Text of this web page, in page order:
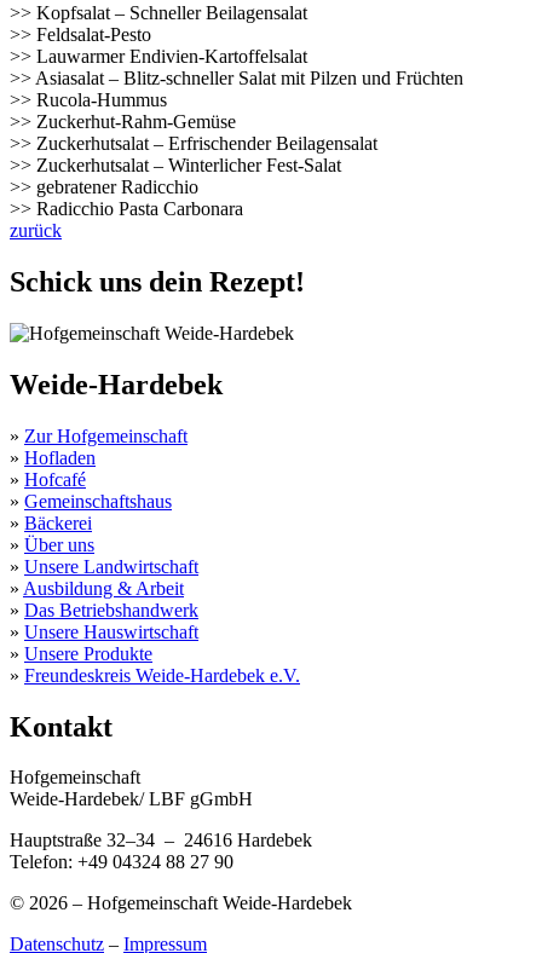
>> Kopfsalat – Schneller Beilagensalat
>> Feldsalat-Pesto
>> Lauwarmer Endivien-Kartoffelsalat
>> Asiasalat – Blitz-schneller Salat mit Pilzen und Früchten
>> Rucola-Hummus
>> Zuckerhut-Rahm-Gemüse
>> Zuckerhutsalat – Erfrischender Beilagensalat
>> Zuckerhutsalat – Winterlicher Fest-Salat
>> gebratener Radicchio
>> Radicchio Pasta Carbonara
zurück
Schick uns dein Rezept!
Weide-Hardebek
» Zur Hofgemeinschaft
» Hofladen
» Hofcafé
» Gemeinschaftshaus
» Bäckerei
» Über uns
» Unsere Landwirtschaft
» Ausbildung & Arbeit
» Das Betriebshandwerk
» Unsere Hauswirtschaft
» Unsere Produkte
» Freundeskreis Weide-Hardebek e.V.
Kontakt
Hofgemeinschaft
Weide-Hardebek/ LBF gGmbH
Hauptstraße 32–34 – 24616 Hardebek
Telefon: +49 04324 88 27 90
© 2026 – Hofgemeinschaft Weide-Hardebek
Datenschutz – Impressum